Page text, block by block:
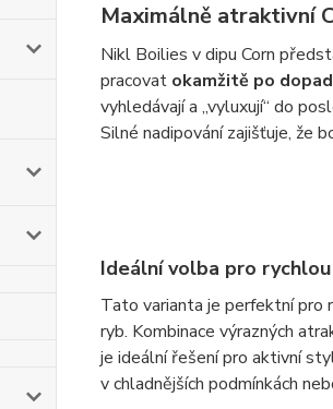
Maximálně atraktivní
Nikl Boilies v dipu Corn
pracovat okamžitě po
vyhledávají a „vyluxují“ do
Silné nadipování zajišťuje, že
Ideální volba pro
Tato varianta je perfektní pro
ryb. Kombinace výrazných
je ideální řešení pro aktivní
v chladnějších podmínkách